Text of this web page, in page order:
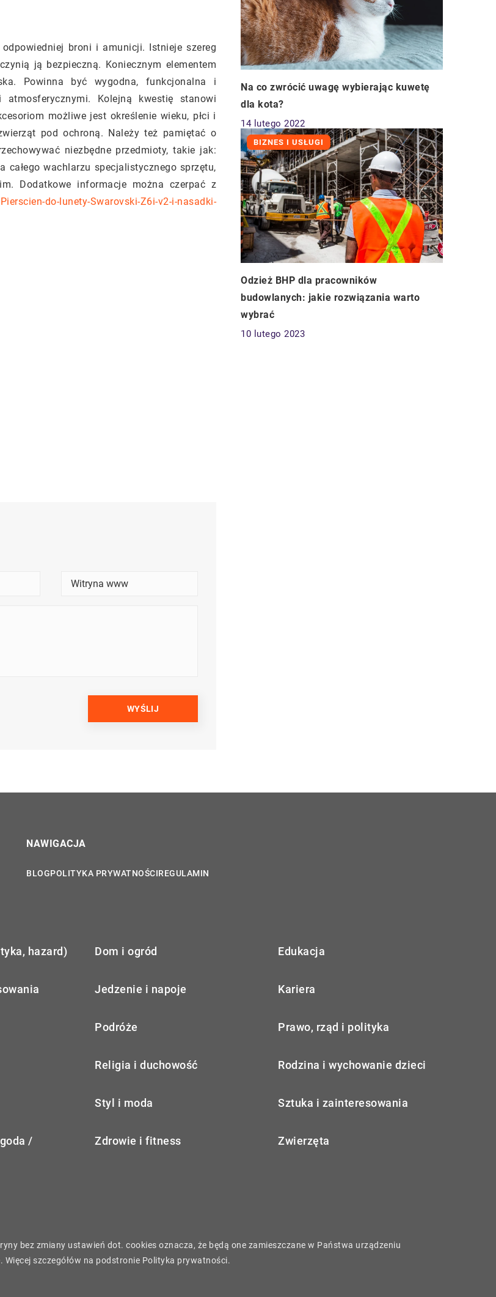
broni i amunicji. Istnieje szereg
ją bezpieczną. Koniecznym elementem
Powinna być wygodna, funkcjonalna i
atmosferycznymi. Kolejną kwestię stanowi
możliwe jest określenie wieku, płci i
pod ochroną. Należy też pamiętać o
niezbędne przedmioty, takie jak:
wachlarzu specjalistycznego sprzętu,
Dodatkowe informacje można czerpać z
do-lunety-Swarovski-Z6i-v2-i-nasadki-
Na co zwrócić uwagę wybierając kuwetę
dla kota?
14 lutego 2022
BIZNES I USŁUGI
Odzież BHP dla pracowników
budowlanych: jakie rozwiązania warto
wybrać
10 lutego 2023
NAWIGACJA
BLOGPOLITYKA PRYWATNOŚCIREGULAMIN
hazard) Dom i ogród Edukacja
Jedzenie i napoje Kariera
Podróże Prawo, rząd i polityka
Religia i duchowość Rodzina i wychowanie dzieci
Styl i moda Sztuka i zainteresowania
/
Zdrowie i fitness Zwierzęta
bez zmiany ustawień dot. cookies oznacza, że będą one zamieszczane w Państwa urządzeniu
szczegółów na podstronie Polityka prywatności.